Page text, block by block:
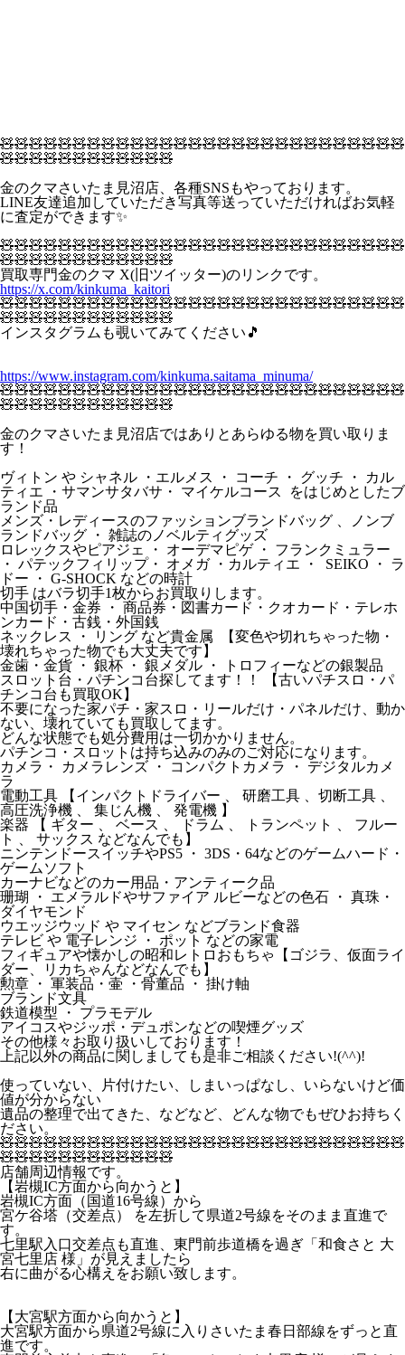
🧸🧸🧸🧸🧸🧸🧸🧸🧸🧸🧸🧸🧸🧸🧸🧸🧸🧸🧸🧸🧸🧸🧸🧸🧸🧸🧸🧸
🧸🧸🧸🧸🧸🧸🧸🧸🧸🧸🧸🧸
金のクマさいたま見沼店、各種SNSもやっております。
LINE友達追加していただき写真等送っていただければお気軽
に査定ができます✨
🧸🧸🧸🧸🧸🧸🧸🧸🧸🧸🧸🧸🧸🧸🧸🧸🧸🧸🧸🧸🧸🧸🧸🧸🧸🧸🧸🧸
🧸🧸🧸🧸🧸🧸🧸🧸🧸🧸🧸🧸
買取専門金のクマ X(旧ツイッター)のリンクです。
https://x.com/kinkuma_kaitori
🧸🧸🧸🧸🧸🧸🧸🧸🧸🧸🧸🧸🧸🧸🧸🧸🧸🧸🧸🧸🧸🧸🧸🧸🧸🧸🧸🧸
🧸🧸🧸🧸🧸🧸🧸🧸🧸🧸🧸🧸
インスタグラムも覗いてみてください🎵
https://www.instagram.com/kinkuma.saitama_minuma/
🧸🧸🧸🧸🧸🧸🧸🧸🧸🧸🧸🧸🧸🧸🧸🧸🧸🧸🧸🧸🧸🧸🧸🧸🧸🧸🧸🧸
🧸🧸🧸🧸🧸🧸🧸🧸🧸🧸🧸🧸
金のクマさいたま見沼店ではありとあらゆる物を買い取りま
す！
ヴィトン や シャネル ・エルメス ・ コーチ ・ グッチ ・ カル
ティエ ・サマンサタバサ・ マイケルコース をはじめとしたブ
ランド品
メンズ・レディースのファッションブランドバッグ 、ノンブ
ランドバッグ ・ 雑誌のノベルティグッズ
ロレックスやピアジェ ・ オーデマピゲ ・ フランクミュラー
・ パテックフィリップ・ オメガ ・カルティエ ・ SEIKO ・ ラ
ドー ・ G-SHOCK などの時計
切手 はバラ切手1枚からお買取りします。
中国切手・金券 ・ 商品券・図書カード・クオカード・テレホ
ンカード・古銭・外国銭
ネックレス ・ リング など貴金属 【変色や切れちゃった物・
壊れちゃった物でも大丈夫です】
金歯・金貨 ・ 銀杯 ・ 銀メダル ・ トロフィーなどの銀製品
スロット台・パチンコ台探してます！！ 【古いパチスロ・パ
チンコ台も買取OK】
不要になった家パチ・家スロ・リールだけ・パネルだけ、動か
ない、壊れていても買取してます。
どんな状態でも処分費用は一切かかりません。
パチンコ・スロットは持ち込みのみのご対応になります。
カメラ・ カメラレンズ ・ コンパクトカメラ ・ デジタルカメ
ラ
電動工具 【インパクトドライバー 、 研磨工具 、切断工具 、
高圧洗浄機 、 集じん機 、 発電機 】
楽器 【 ギター 、 ベース 、 ドラム 、 トランペット 、 フルー
ト 、 サックス などなんでも】
ニンテンドースイッチやPS5 ・ 3DS・64などのゲームハード・
ゲームソフト
カーナビなどのカー用品・アンティーク品
珊瑚 ・ エメラルドやサファイア ルビーなどの色石 ・ 真珠・
ダイヤモンド
ウエッジウッド や マイセン などブランド食器
テレビ や 電子レンジ ・ ポット などの家電
フィギュアや懐かしの昭和レトロおもちゃ【ゴジラ、仮面ライ
ダー、リカちゃんなどなんでも】
勲章 ・ 軍装品・壷 ・骨董品 ・ 掛け軸
ブランド文具
鉄道模型 ・ プラモデル
アイコスやジッポ・デュポンなどの喫煙グッズ
その他様々お取り扱いしております！
上記以外の商品に関しましても是非ご相談ください!(^^)!
使っていない、片付けたい、しまいっぱなし、いらないけど価
値が分からない
遺品の整理で出てきた、などなど、どんな物でもぜひお持ちく
ださい。
🧸🧸🧸🧸🧸🧸🧸🧸🧸🧸🧸🧸🧸🧸🧸🧸🧸🧸🧸🧸🧸🧸🧸🧸🧸🧸🧸🧸
🧸🧸🧸🧸🧸🧸🧸🧸🧸🧸🧸🧸
店舗周辺情報です。
【岩槻IC方面から向かうと】
岩槻IC方面（国道16号線）から
宮ケ谷塔（交差点）
を左折して県道2号線をそのまま直進で
す。
七里駅入口交差点も直進、東門前歩道橋を過ぎ「和食さと 大
宮七里店 様」が見えましたら
右に曲がる心構えをお願い致します。
【大宮駅方面から向かうと】
大宮駅方面から県道2号線に入りさいたま春日部線をずっと直
進です。